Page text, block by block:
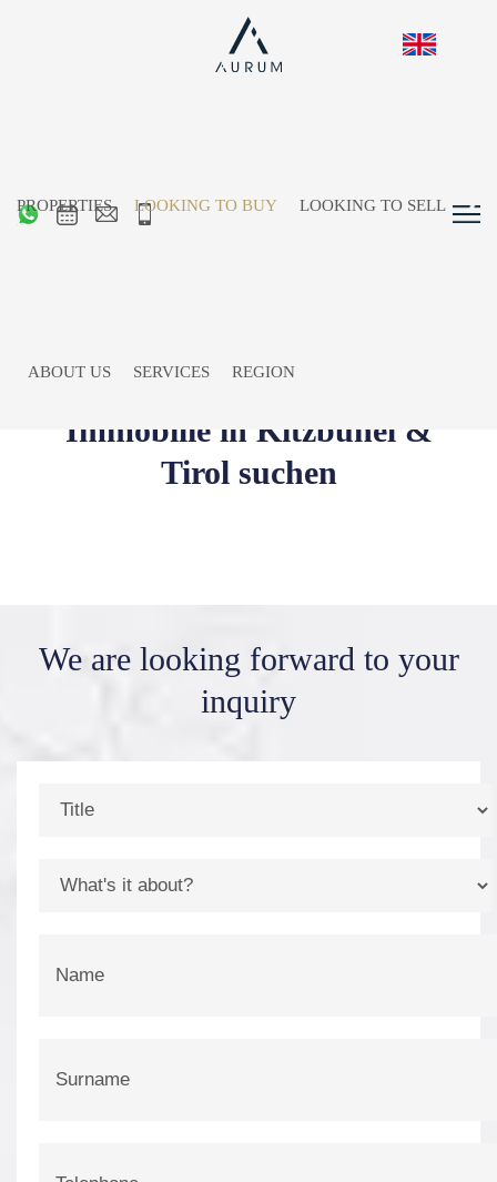
Immobilie in Kitzbühel &
Tirol suchen
We are looking forward to your
inquiry
PROPERTIES LOOKING TO BUY LOOKING TO SELL
ABOUT US SERVICES REGION